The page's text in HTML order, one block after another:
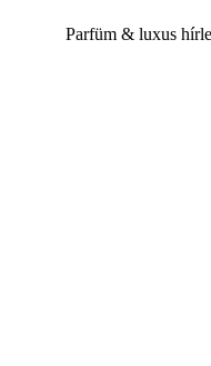
Parfüm & luxus